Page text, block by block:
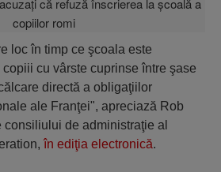
loc în timp ce şcoala este
cu vârste cuprinse între şase
directă a obligaţiilor
ale Franţei", apreciază Rob
consiliului de administraţie al
în ediţia electronică.